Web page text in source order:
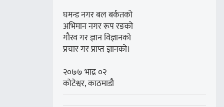
घमन्ड नगर बल बर्कतको
अभिमान नगर रूप रङको
गौरव गर ज्ञान विज्ञानको
प्रचार गर प्राप्त ज्ञानको।
२०७७ भाद्र ०२
कोटेश्वर, काठमाडौ